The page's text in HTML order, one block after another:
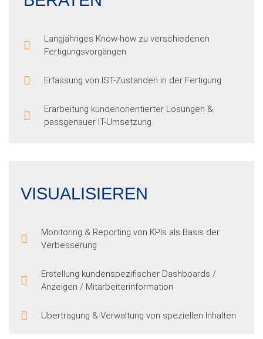
Langjähriges Know-how zu verschiedenen
Fertigungsvorgängen
Erfassung von IST-Zuständen in der Fertigung
Erarbeitung kundenorientierter Lösungen &
passgenauer IT-Umsetzung
VISUALISIEREN
Monitoring & Reporting von KPIs als Basis der
Verbesserung
Erstellung kundenspezifischer Dashboards /
Anzeigen / Mitarbeiterinformation
Übertragung & Verwaltung von speziellen Inhalten